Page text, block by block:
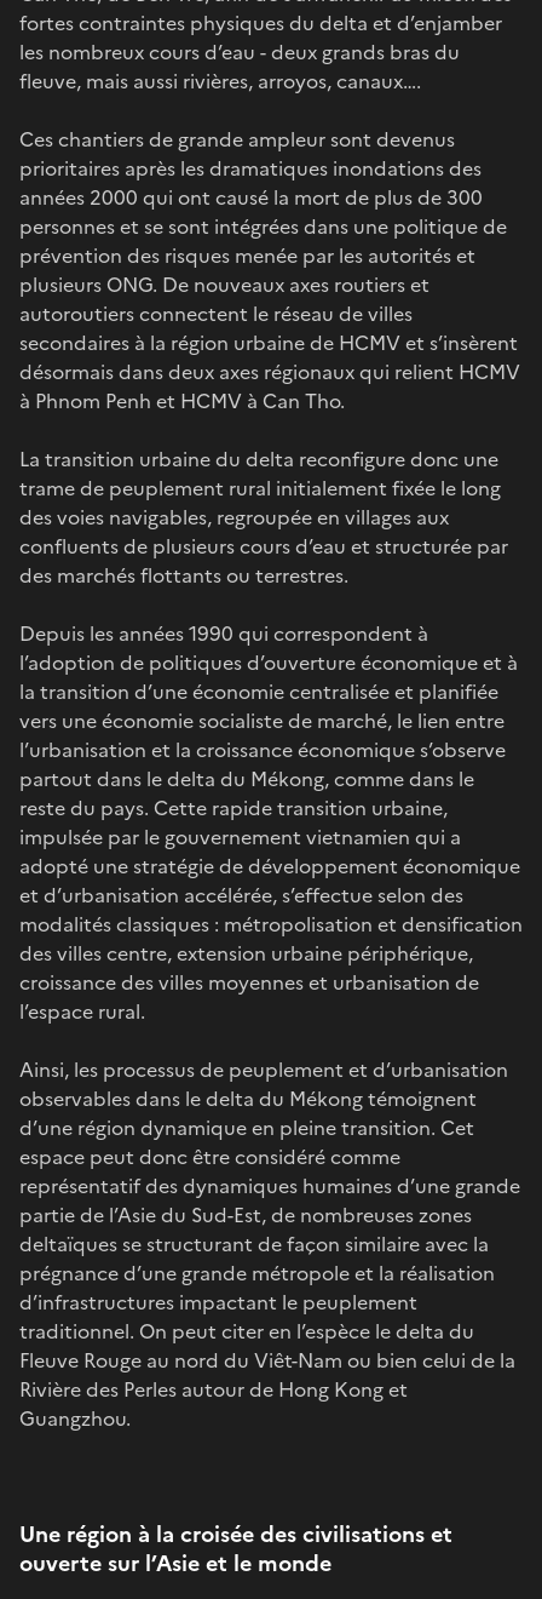
fortes contraintes physiques du delta et d’enjamber
les nombreux cours d’eau - deux grands bras du
fleuve, mais aussi rivières, arroyos, canaux….
Ces chantiers de grande ampleur sont devenus
prioritaires après les dramatiques inondations des
années 2000 qui ont causé la mort de plus de 300
personnes et se sont intégrées dans une politique de
prévention des risques menée par les autorités et
plusieurs ONG. De nouveaux axes routiers et
autoroutiers connectent le réseau de villes
secondaires à la région urbaine de HCMV et s’insèrent
désormais dans deux axes régionaux qui relient HCMV
à Phnom Penh et HCMV à Can Tho.
La transition urbaine du delta reconfigure donc une
trame de peuplement rural initialement fixée le long
des voies navigables, regroupée en villages aux
confluents de plusieurs cours d’eau et structurée par
des marchés flottants ou terrestres.
Depuis les années 1990 qui correspondent à
l’adoption de politiques d’ouverture économique et à
la transition d’une économie centralisée et planifiée
vers une économie socialiste de marché, le lien entre
l’urbanisation et la croissance économique s’observe
partout dans le delta du Mékong, comme dans le
reste du pays. Cette rapide transition urbaine,
impulsée par le gouvernement vietnamien qui a
adopté une stratégie de développement économique
et d’urbanisation accélérée, s’effectue selon des
modalités classiques : métropolisation et densification
des villes centre, extension urbaine périphérique,
croissance des villes moyennes et urbanisation de
l’espace rural.
Ainsi, les processus de peuplement et d’urbanisation
observables dans le delta du Mékong témoignent
d’une région dynamique en pleine transition. Cet
espace peut donc être considéré comme
représentatif des dynamiques humaines d’une grande
partie de l’Asie du Sud-Est, de nombreuses zones
deltaïques se structurant de façon similaire avec la
prégnance d’une grande métropole et la réalisation
d’infrastructures impactant le peuplement
traditionnel. On peut citer en l’espèce le delta du
Fleuve Rouge au nord du Viêt-Nam ou bien celui de la
Rivière des Perles autour de Hong Kong et
Guangzhou.
Une région à la croisée des civilisations et
ouverte sur l’Asie et le monde